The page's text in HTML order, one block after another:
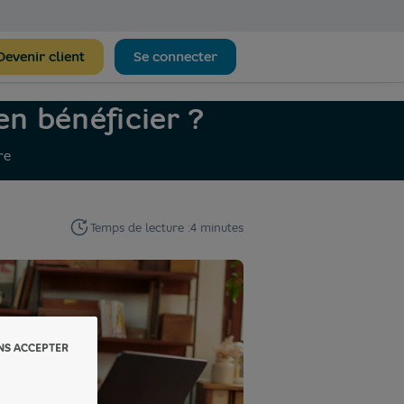
client Se connecter
bénéficier ?
Temps de lecture :4 minutes
ACCEPTER